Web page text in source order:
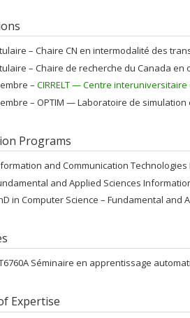
– Chaire CN en intermodalité des
– Chaire de recherche du Canada
– CIRRELT — Centre
– OPTIM — Laboratoire de
Programs
and Communication
and Applied Sciences
in Computer Science – Fundamental
Séminaire en apprentissage
Expertise